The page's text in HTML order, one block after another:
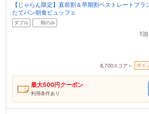
【じゃらん限定】直前割＆早期割ベストレートプ
たてパン朝食ビュッフェ
ダブル 朝のみ
1泊
8,700スコア～ ポイ
最大500円クーポン
利用条件あり